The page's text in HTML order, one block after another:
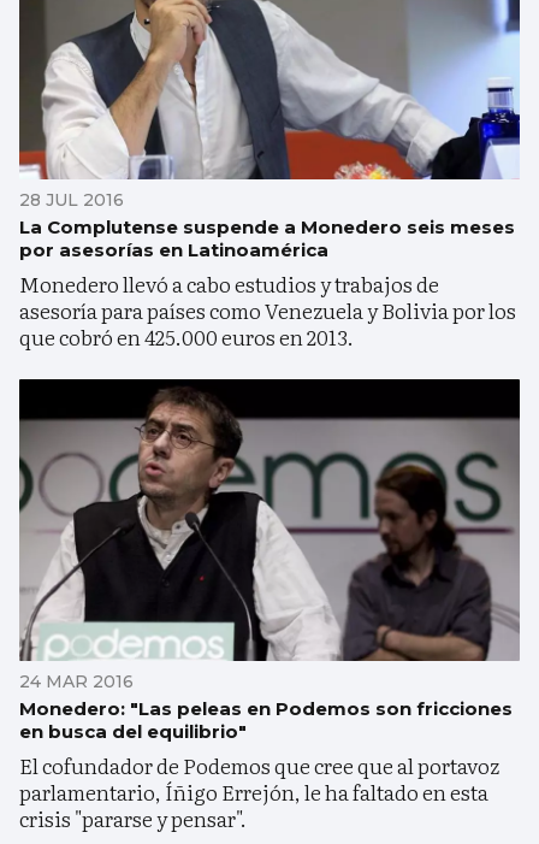
28 JUL 2016
La Complutense suspende a Monedero seis meses
por asesorías en Latinoamérica
Monedero llevó a cabo estudios y trabajos de
asesoría para países como Venezuela y Bolivia por los
que cobró en 425.000 euros en 2013.
24 MAR 2016
Monedero: "Las peleas en Podemos son fricciones
en busca del equilibrio"
El cofundador de Podemos que cree que al portavoz
parlamentario, Íñigo Errejón, le ha faltado en esta
crisis "pararse y pensar".